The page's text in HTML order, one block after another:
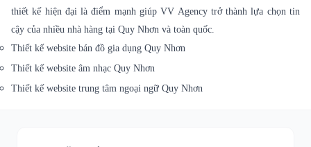
thiết kế hiện đại là điểm mạnh giúp VV Agency trở thành lựa chọn tin
cậy của nhiều nhà hàng tại Quy Nhơn và toàn quốc.
Thiết kế website bán đồ gia dụng Quy Nhơn
Thiết kế website âm nhạc Quy Nhơn
Thiết kế website trung tâm ngoại ngữ Quy Nhơn